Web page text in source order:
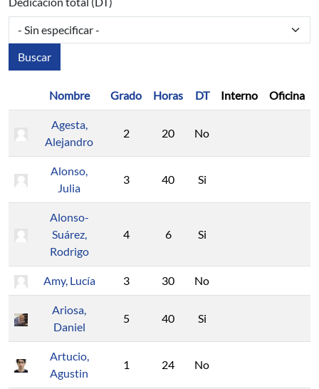
Nombre Grado Horas DT Interno Oficina
Agesta,
Alejandro
2 20 No
Alonso,
Julia
3 40 Si
Alonso-
Suárez,
Rodrigo
4 6 Si
Amy, Lucía 3 30 No
Ariosa,
Daniel
5 40 Si
Artucio,
Agustin
1 24 No